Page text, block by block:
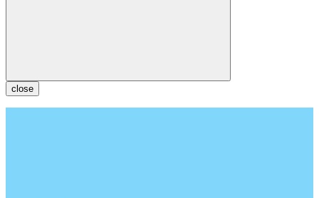
close